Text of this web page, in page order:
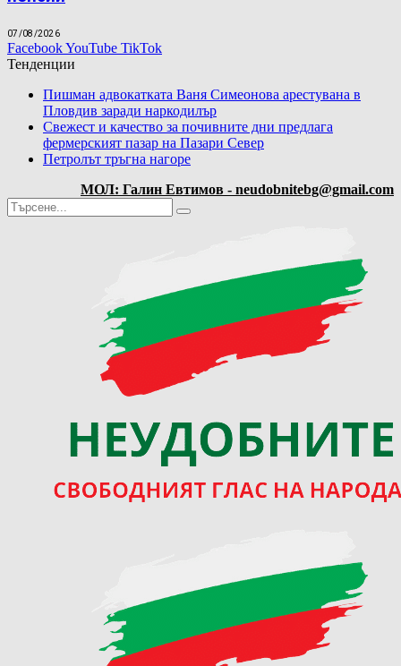
07/08/2026
FacebookYouTube TikTok
Тенденции
Пишман адвокатката Ваня Симеонова арестувана в
Пловдив заради наркодилър
Свежест и качество за почивните дни предлага
фермерският пазар на Пазари Север
Петролът тръгна нагоре
МОЛ: Галин Евтимов - neudobnitebg@gmail.com